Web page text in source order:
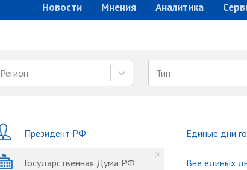
Новости Мнения Аналитика
Регион Тип
Президент РФ
Государственная Дума РФ
Единые дни
Вне единых